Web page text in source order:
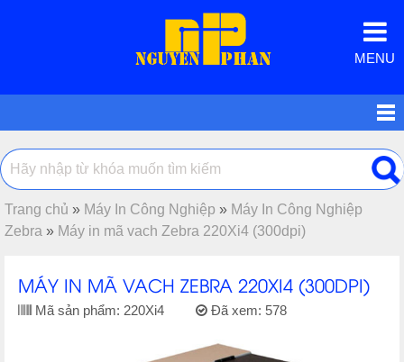
MENU
Trang chủ » Máy In Công Nghiệp » Máy In Công Nghiệp
Zebra » Máy in mã vach Zebra 220Xi4 (300dpi)
MÁY IN MÃ VACH ZEBRA 220XI4 (300DPI)
Mã sản phẩm: 220Xi4 Đã xem: 578